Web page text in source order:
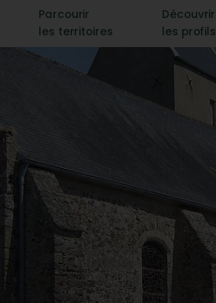
Parcourir
les territoires
Découvrir
les profils